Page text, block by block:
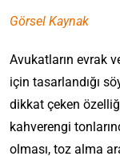
Görsel Kaynak
Avukatların evrak
için tasarlandığı
dikkat çeken
kahverengi
olması, toz alma